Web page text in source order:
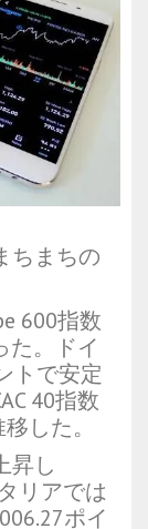
ちまちの
600指数
た。ドイ
トで安定
40指数
した。
昇し
リアでは
ポイ